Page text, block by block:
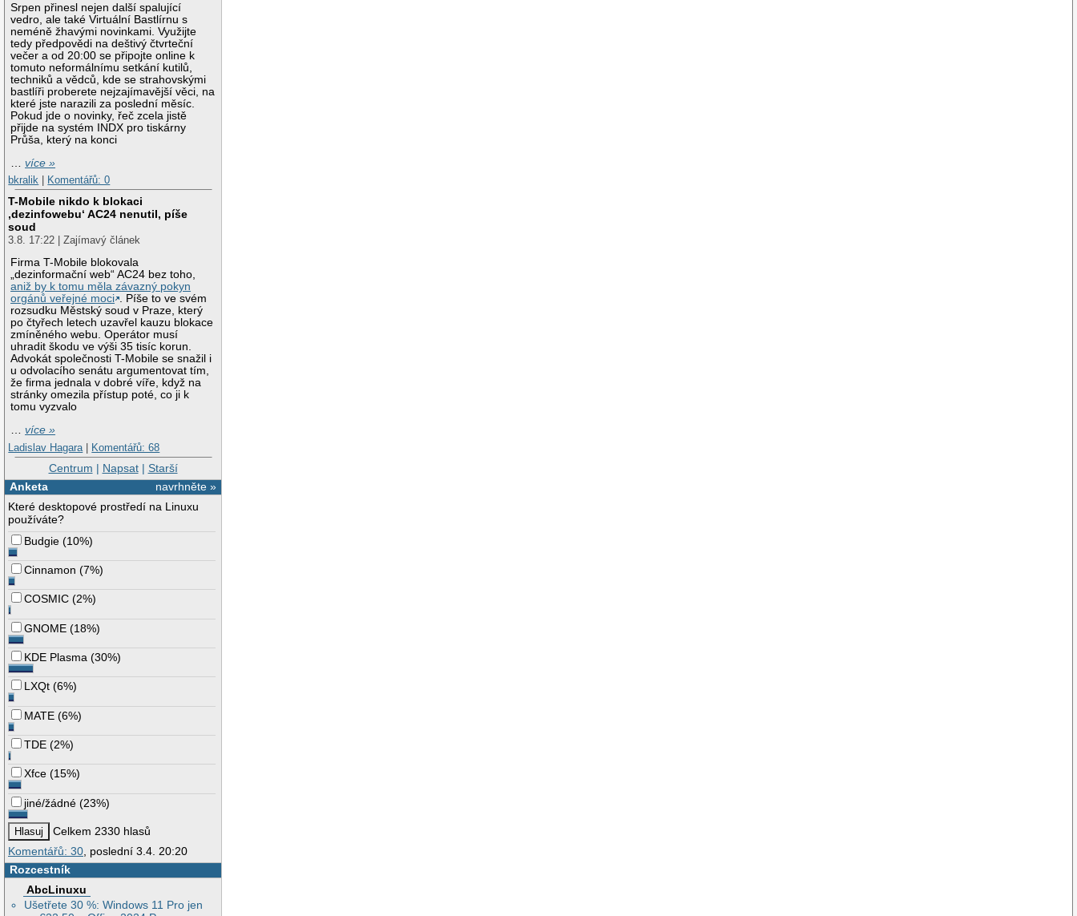
Srpen přinesl nejen další spalující
vedro, ale také Virtuální Bastlírnu s
neméně žhavými novinkami. Využijte
tedy předpovědi na deštivý čtvrteční
večer a od 20:00 se připojte online k
tomuto neformálnímu setkání kutilů,
techniků a vědců, kde se strahovskými
bastlíři proberete nejzajímavější věci, na
které jste narazili za poslední měsíc.
Pokud jde o novinky, řeč zcela jistě
přijde na systém INDX pro tiskárny
Průša, který na konci
…více »
bkralik
Komentářů: 0
T-Mobile nikdo k blokaci
‚dezinfowebu‘ AC24 nenutil, píše
soud
3.8. 17:22 | Zajímavý článek
Firma T-Mobile blokovala
„dezinformační web“ AC24 bez toho,
aniž by k tomu měla závazný pokyn
orgánů veřejné moci . Píše to ve svém
rozsudku Městský soud v Praze, který
po čtyřech letech uzavřel kauzu blokace
zmíněného webu. Operátor musí
uhradit škodu ve výši 35 tisíc korun.
Advokát společnosti T-Mobile se snažil i
u odvolacího senátu argumentovat tím,
že firma jednala v dobré víře, když na
stránky omezila přístup poté, co ji k
tomu vyzvalo
…více »
Ladislav Hagara | Komentářů: 68
Centrum | Napsat| Starší
navrhněte »
Anketa
Které desktopové prostředí na Linuxu
používáte?
Budgie (10%)
Cinnamon (7%)
COSMIC (2%)
GNOME (18%)
KDE Plasma (30%)
LXQt (6%)
MATE (6%)
TDE (2%)
Xfce (15%)
jiné/žádné (23%)
Celkem 2330 hlasů
Komentářů: 30, poslední 3.4. 20:20
Rozcestník
AbcLinuxu
Ušetřete 30 %: Windows 11 Pro jen